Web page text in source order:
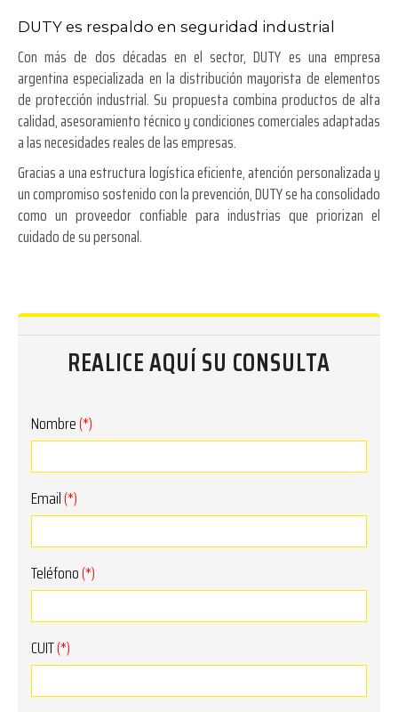
DUTY es respaldo en seguridad industrial
Con más de dos décadas en el sector, DUTY es una empresa
argentina especializada en la distribución mayorista de elementos
de protección industrial. Su propuesta combina productos de alta
calidad, asesoramiento técnico y condiciones comerciales adaptadas
a las necesidades reales de las empresas.
Gracias a una estructura logística eficiente, atención personalizada y
un compromiso sostenido con la prevención, DUTY se ha consolidado
como un proveedor confiable para industrias que priorizan el
cuidado de su personal.
REALICE AQUÍ SU CONSULTA
Nombre(*)
Email(*)
Teléfono(*)
CUIT(*)